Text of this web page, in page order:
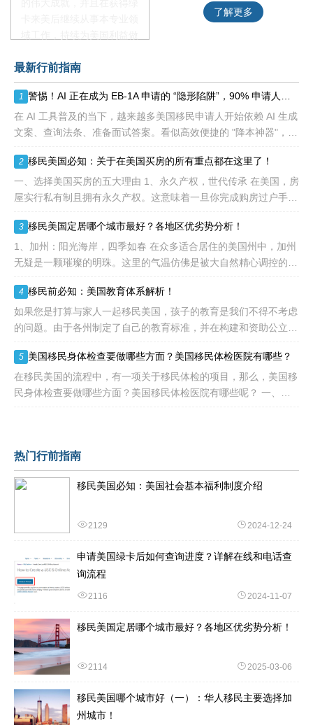
额占全球移民签证配额的
28.6%，即大约4万个移民
签证，都会用于满足"优
先"移民类别的申请。EB1A
不需要雇主支持、不用办理
等的限制，所以也愈来愈受
到中国杰出人才的青睐。
最新行前指南
1
在 AI 工具普及的当下，越来越多美国移民申请人开始依赖 AI 生成
文案、查询法条、准备面试答案。看似高效便捷的 "降本神器"，实
2 移民美国必知：关于在美国买房的所有重点都在这里了！
一、选择美国买房的五大理由 1、永久产权，世代传承 在美国，房
屋实行私有制且拥有永久产权。这意味着一旦你完成购房过户手
正实现资产的长久
3 移民美国定居哪个城市最好？各地区优劣势分析！
1、加州：阳光海岸，四季如春 在众多适合居住的美国州中，加州
无疑是一颗璀璨的明珠。这里的气温仿佛是被大自然精心调控的，
能保持在30度以下
4 移民前必知：美国教育体系解析！
如果您是打算与家人一起移民美国，孩子的教育是我们不得不考虑
的问题。由于各州制定了自己的教育标准，并在构建和资助公立学
大差异。作为外籍人士，
5 美国移民身体检查要做哪些方面？美国移民体检医院有哪些？
在移民美国的流程中，有一项关于移民体检的项目，那么，美国移
民身体检查要做哪些方面？美国移民体检医院有哪些呢？ 一、美
热门行前指南
移民美国必知：美国社会基本福利制度介绍
2129 2024-12-24
申请美国绿卡后如何查询进度？详解在线和电话查
询流程
2116 2024-11-07
移民美国定居哪个城市最好？各地区优劣势分析！
2114 2025-03-06
移民美国哪个城市好（一）：华人移民主要选择加
州城市！